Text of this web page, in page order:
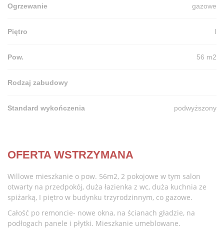
Ogrzewanie gazowe
Piętro I
Pow. 56 m2
Rodzaj zabudowy
Standard wykończenia podwyższony
OFERTA WSTRZYMANA
Willowe mieszkanie o pow. 56m2, 2 pokojowe w tym salon
otwarty na przedpokój, duża łazienka z wc, duża kuchnia ze
spiżarką, I piętro w budynku trzyrodzinnym, co gazowe.
Całość po remoncie- nowe okna, na ścianach gładzie, na
podłogach panele i płytki. Mieszkanie umeblowane.